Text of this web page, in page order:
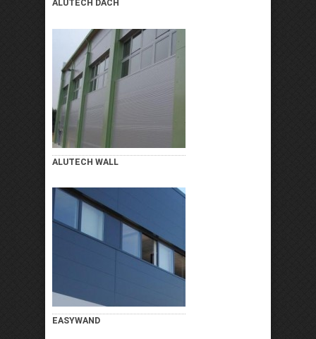
ALUTECH DACH
ALUTECH WALL
EASYWAND